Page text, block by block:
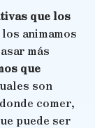
que los
animamos
más
que
son
comer,
puede ser